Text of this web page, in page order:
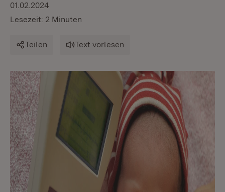
01.02.2024
Lesezeit: 2 Minuten
Teilen Text vorlesen